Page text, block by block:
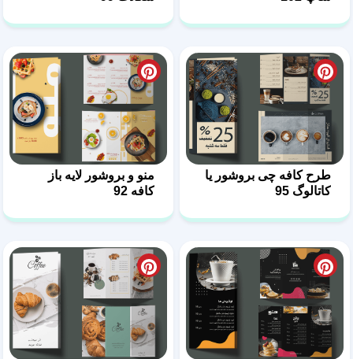
طرح کافه چی بروشور یا
کاتالوگ 95
منو و بروشور لایه باز
کافه 92